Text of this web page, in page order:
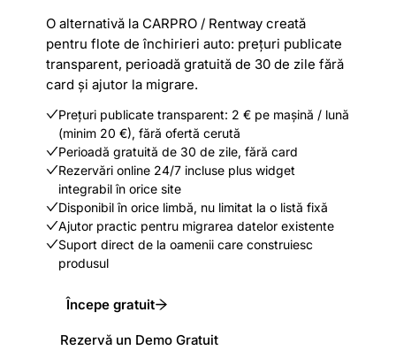
O alternativă la CARPRO / Rentway creată
pentru flote de închirieri auto: prețuri publicate
transparent, perioadă gratuită de 30 de zile fără
card și ajutor la migrare.
Prețuri publicate transparent: 2 € pe mașină / lună
(minim 20 €), fără ofertă cerută
Perioadă gratuită de 30 de zile, fără card
Rezervări online 24/7 incluse plus widget
integrabil în orice site
Disponibil în orice limbă, nu limitat la o listă fixă
Ajutor practic pentru migrarea datelor existente
Suport direct de la oamenii care construiesc
produsul
Începe gratuit
Rezervă un Demo Gratuit